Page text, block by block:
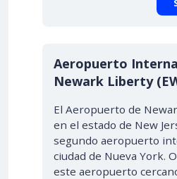
Aeropuerto
Newark Liberty
El Aeropuerto de
en el estado de New
segundo aeropuerto
ciudad de Nueva York.
este aeropuerto